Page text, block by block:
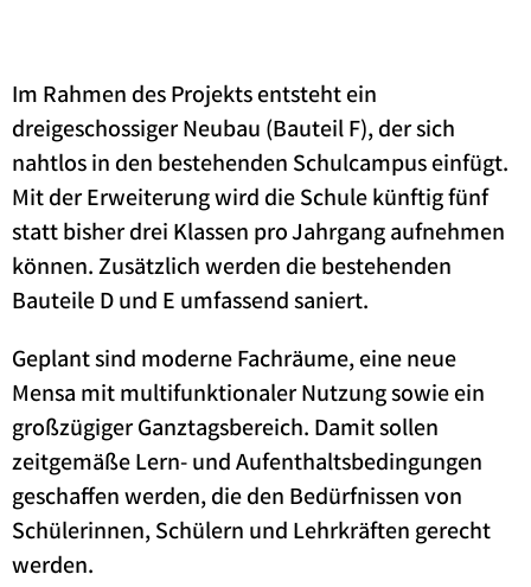
Im Rahmen des Projekts entsteht ein
dreigeschossiger Neubau (Bauteil F), der sich
nahtlos in den bestehenden Schulcampus einfügt.
Mit der Erweiterung wird die Schule künftig fünf
statt bisher drei Klassen pro Jahrgang aufnehmen
können. Zusätzlich werden die bestehenden
Bauteile D und E umfassend saniert.
Geplant sind moderne Fachräume, eine neue
Mensa mit multifunktionaler Nutzung sowie ein
großzügiger Ganztagsbereich. Damit sollen
zeitgemäße Lern- und Aufenthaltsbedingungen
geschaffen werden, die den Bedürfnissen von
Schülerinnen, Schülern und Lehrkräften gerecht
werden.